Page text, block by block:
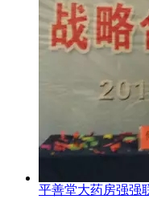
平善堂大药房强强